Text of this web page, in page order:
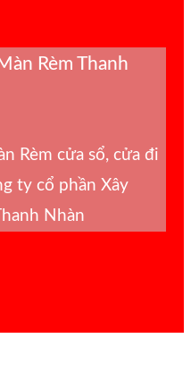
Rèm Thanh
Rèm cửa sổ, cửa đi
ty cổ phần Xây
Nhàn